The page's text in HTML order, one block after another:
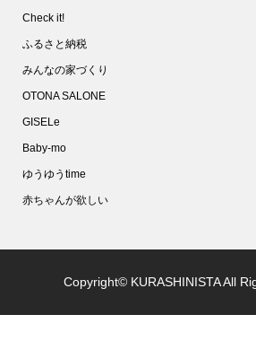
Check it!
ふるさと納税
みんなの家づくり
OTONA SALONE
GISELe
Baby-mo
ゆうゆうtime
赤ちゃんが欲しい
Copyright© KURASHINISTA All